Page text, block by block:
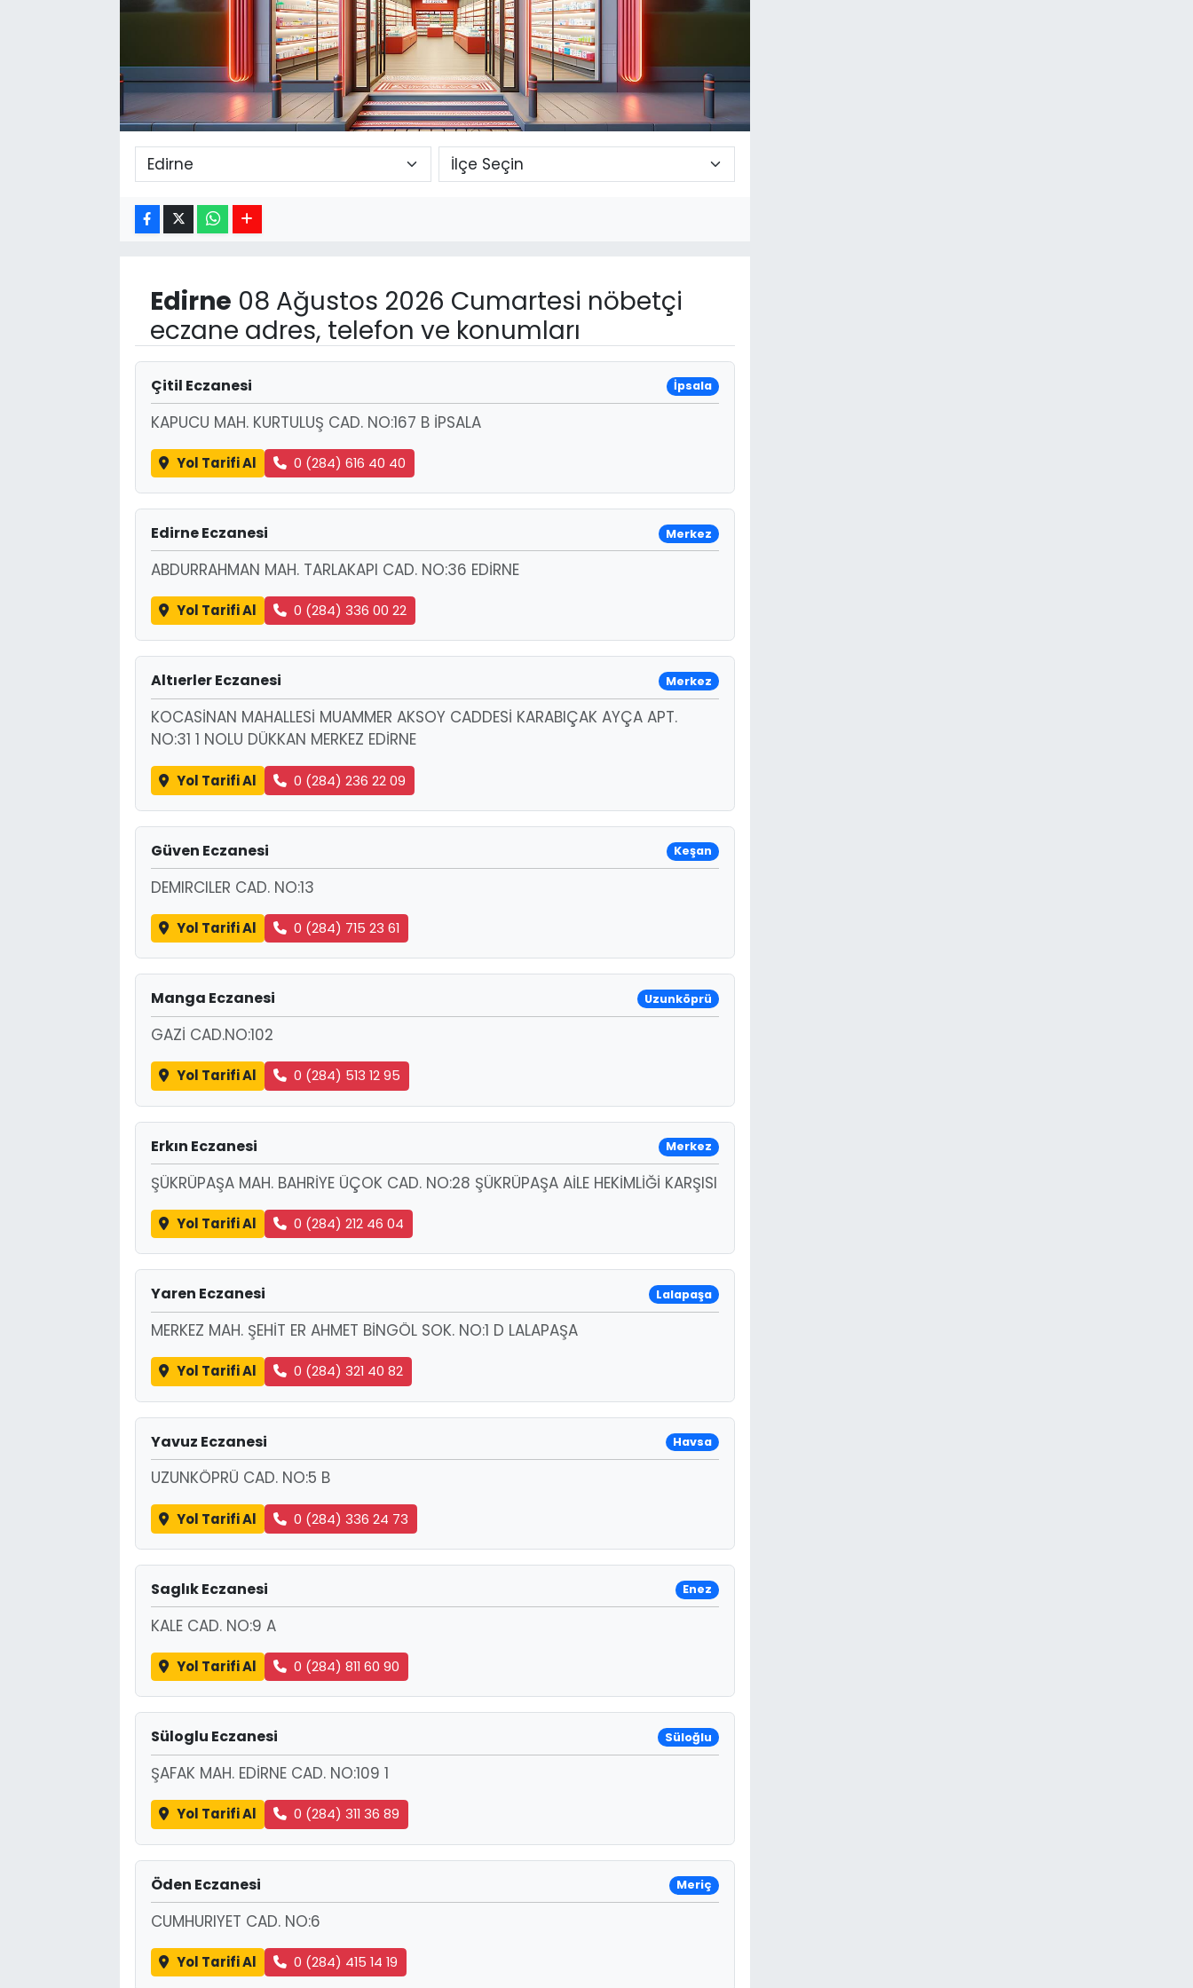
Edirne 08 Ağustos 2026 Cumartesi nöbetçi
eczane adres, telefon ve konumları
Çitil Eczanesi İpsala
KAPUCU MAH. KURTULUŞ CAD. NO:167 B İPSALA
Yol Tarifi Al 0 (284) 616 40 40
Edirne Eczanesi Merkez
ABDURRAHMAN MAH. TARLAKAPI CAD. NO:36 EDİRNE
Yol Tarifi Al 0 (284) 336 00 22
Altıerler Eczanesi Merkez
KOCASİNAN MAHALLESİ MUAMMER AKSOY CADDESİ KARABIÇAK AYÇA APT.
NO:31 1 NOLU DÜKKAN MERKEZ EDİRNE
Yol Tarifi Al 0 (284) 236 22 09
Güven Eczanesi Keşan
DEMIRCILER CAD. NO:13
Yol Tarifi Al 0 (284) 715 23 61
Manga Eczanesi Uzunköprü
GAZİ CAD.NO:102
Yol Tarifi Al 0 (284) 513 12 95
Erkın Eczanesi Merkez
ŞÜKRÜPAŞA MAH. BAHRİYE ÜÇOK CAD. NO:28 ŞÜKRÜPAŞA AİLE HEKİMLİĞİ KARŞISI
Yol Tarifi Al 0 (284) 212 46 04
Yaren Eczanesi Lalapaşa
MERKEZ MAH. ŞEHİT ER AHMET BİNGÖL SOK. NO:1 D LALAPAŞA
Yol Tarifi Al 0 (284) 321 40 82
Yavuz Eczanesi Havsa
UZUNKÖPRÜ CAD. NO:5 B
Yol Tarifi Al 0 (284) 336 24 73
Saglık Eczanesi Enez
KALE CAD. NO:9 A
Yol Tarifi Al 0 (284) 811 60 90
Süloglu Eczanesi Süloğlu
ŞAFAK MAH. EDİRNE CAD. NO:109 1
Yol Tarifi Al 0 (284) 311 36 89
Öden Eczanesi Meriç
CUMHURIYET CAD. NO:6
Yol Tarifi Al 0 (284) 415 14 19